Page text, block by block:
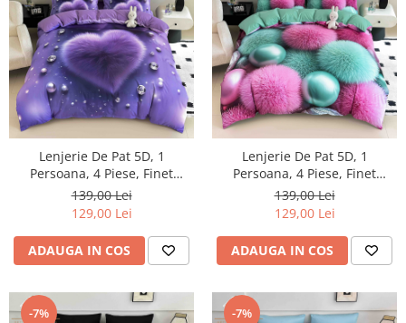
Lenjerie De Pat 5D, 1
Persoana, 4 Piese, Finet
Premium
139,00 Lei
129,00 Lei
ADAUGA IN COS
Lenjerie De Pat 5D, 1
Persoana, 4 Piese, Finet
Premium
139,00 Lei
129,00 Lei
ADAUGA IN COS
-7% -7%